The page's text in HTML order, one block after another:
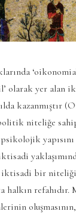
olarak yer alan
kazanmıştır
niteliğe
bir niteliği
halkın refahıdır.